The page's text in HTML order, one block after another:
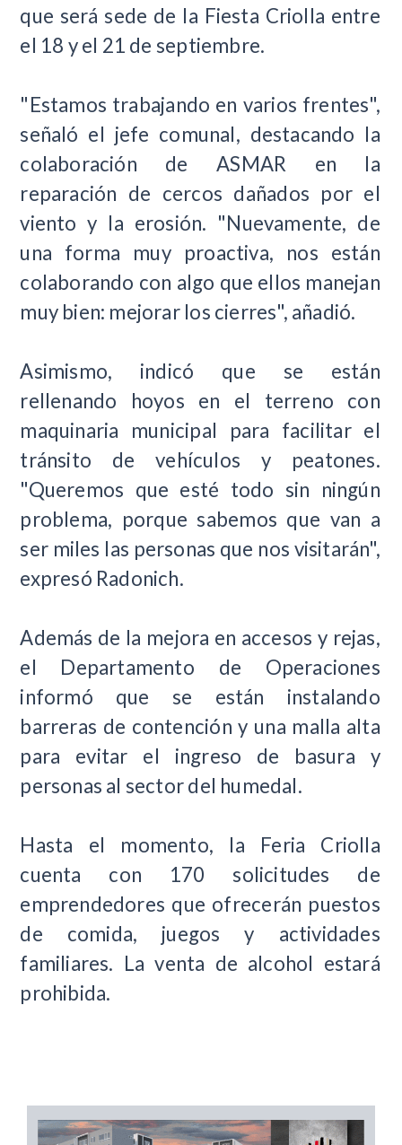
que será sede de la Fiesta Criolla entre
el 18 y el 21 de septiembre.
"Estamos trabajando en varios frentes",
señaló el jefe comunal, destacando la
colaboración de ASMAR en la
reparación de cercos dañados por el
viento y la erosión. "Nuevamente, de
una forma muy proactiva, nos están
colaborando con algo que ellos manejan
muy bien: mejorar los cierres", añadió.
Asimismo, indicó que se están
rellenando hoyos en el terreno con
maquinaria municipal para facilitar el
tránsito de vehículos y peatones.
"Queremos que esté todo sin ningún
problema, porque sabemos que van a
ser miles las personas que nos visitarán",
expresó Radonich.
Además de la mejora en accesos y rejas,
el Departamento de Operaciones
informó que se están instalando
barreras de contención y una malla alta
para evitar el ingreso de basura y
personas al sector del humedal.
Hasta el momento, la Feria Criolla
cuenta con 170 solicitudes de
emprendedores que ofrecerán puestos
de comida, juegos y actividades
familiares. La venta de alcohol estará
prohibida.